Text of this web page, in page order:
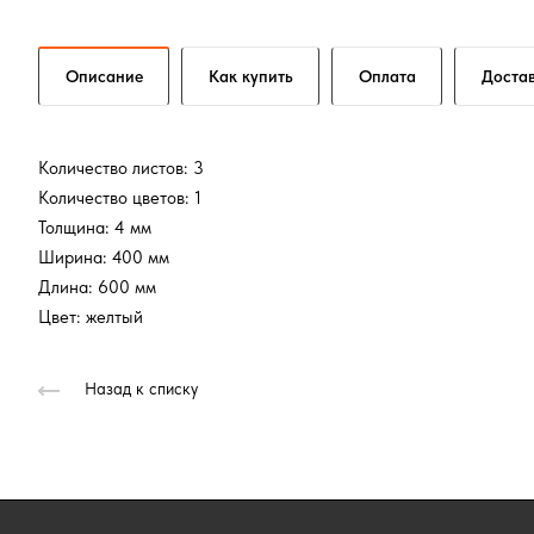
Описание Как купить Оплата
Количество листов: 3
Количество цветов: 1
Толщина: 4 мм
Ширина: 400 мм
Длина: 600 мм
Цвет: желтый
Назад к списку